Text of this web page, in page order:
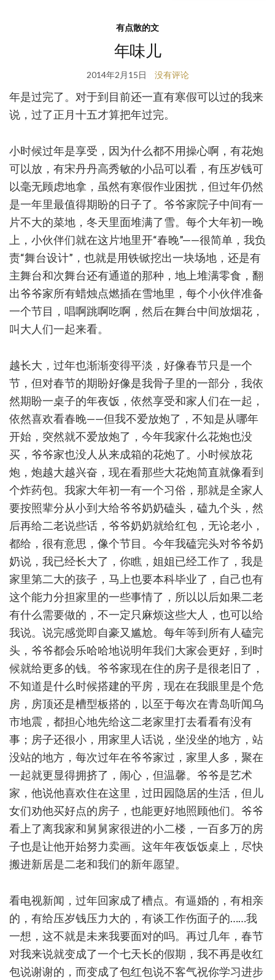
有点散的文
年味儿
2014年2月15日 没有评论
年是过完了。对于到目前还一直有寒假可以过的我来
说，过了正月十五才算把年过完。
小时候过年是享受，因为什么都不用操心啊，有花炮
可以放，有宋丹丹高秀敏的小品可以看，有压岁钱可
以毫无顾虑地拿，虽然有寒假作业困扰，但过年仍然
是一年里最值得期盼的日子了。爷爷家院子中间有一
片不大的菜地，冬天里面堆满了雪。每个大年初一晚
上，小伙伴们就在这片地里开“春晚”——很简单，我负
责“舞台设计”，也就是用铁锨挖出一块场地，还是有
主舞台和次舞台还有通道的那种，地上堆满零食，翻
出爷爷家所有蜡烛点燃插在雪地里，每个小伙伴准备
一个节目，唱啊跳啊吃啊，然后在舞台中间放烟花，
叫大人们一起来看。
越长大，过年也渐渐变得平淡，好像春节只是一个
节，但对春节的期盼好像是我骨子里的一部分，我依
然期盼一桌子的年夜饭，依然享受和家人们在一起，
依然喜欢看春晚——但我不爱放炮了，不知是从哪年
开始，突然就不爱放炮了，今年我家什么花炮也没
买，爷爷家也没人从来成箱的花炮了。小时候放花
炮，炮越大越兴奋，现在看那些大花炮简直就像看到
个炸药包。我家大年初一有一个习俗，那就是全家人
要按照辈分从小到大给爷爷奶奶磕头，磕九个头，然
后再给二老说些话，爷爷奶奶就给红包，无论老小，
都给，很有意思，像个节目。今年我磕完头对爷爷奶
奶说，我已经长大了，你瞧，姐姐已经工作了，我是
家里第二大的孩子，马上也要本科毕业了，自己也有
这个能力分担家里的一些事情了，所以以后如果二老
有什么需要做的，不一定只麻烦这些大人，也可以给
我说。说完感觉即自豪又尴尬。每年等到所有人磕完
头，爷爷都会乐哈哈地说明年我们大家会更好，到时
候就给更多的钱。爷爷家现在住的房子是很老旧了，
不知道是什么时候搭建的平房，现在在我眼里是个危
房，房顶还是槽型板搭的，以至于每次在青岛听闻乌
市地震，都担心地先给这二老家里打去看看有没有
事；房子还很小，用家里人话说，坐没坐的地方，站
没站的地方，每次过年在爷爷家过，家里人多，聚在
一起就更显得拥挤了，闹心，但温馨。爷爷是艺术
家，他说他喜欢住在这里，过田园隐居的生活，但儿
女们劝他买好点的房子，也能更好地照顾他们。爷爷
看上了离我家和舅舅家很进的小二楼，一百多万的房
子也是让他开始努力卖画。这年年夜饭饭桌上，尽快
搬进新居是二老和我们的新年愿望。
看电视新闻，过年回家成了槽点。有逼婚的，有相亲
的，有给压岁钱压力大的，有谈工作伤面子的……我
一想，这不就是未来我要面对的吗。再过几年，春节
对我来说就变成了一个七天长的假期，我不再是收红
包说谢谢的，而变成了包红包说不客气祝你学习进步